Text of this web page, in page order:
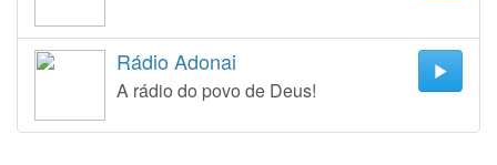
Rádio Adonai
A rádio do povo de Deus!